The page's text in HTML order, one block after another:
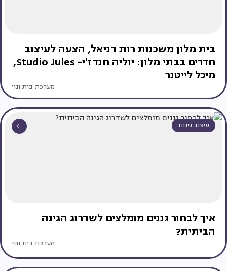
בית מלון משכנות רות דניאל, הצעה לעיצוב
חדרים בבתי מלון: יוליה חנדז'י- Studio Jules,
מיכל לייטנר
מערכת בית ונוי
עיצוב גינות
איך לבחור גננים מומלצים לשדרוג הגינה
הביתית?
מערכת בית ונוי